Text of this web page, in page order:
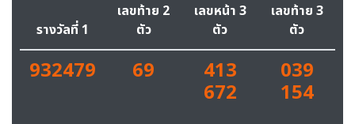
รางวัลที่ 1
เลขท้าย 2
ตัว
เลขหน้า 3
ตัว
เลขท้าย 3
ตัว
932479 69 413
672
039
154